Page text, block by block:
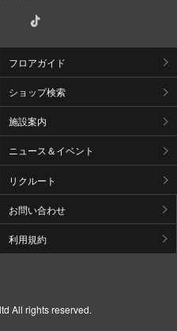
フロアガイド
ショップ検索
施設案内
ニュース＆イベント
リクルート
お問い合わせ
利用規約
All rights reserved.